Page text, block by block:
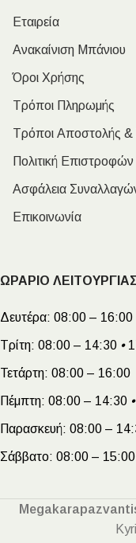
Εταιρεία
Ανακαίνιση Μπάνιου
Όροι Χρήσης
Τρόποι Πληρωμής
Τρόποι Αποστολής
Πολιτική Επιστροφών
Ασφάλεια
Επικοινωνία
ΩΡΑΡΙΟ ΛΕΙΤΟΥΡΓΙΑΣ
Δευτέρα: 08:00 – 16:00
Τρίτη: 08:00 – 14:30 •
Τετάρτη: 08:00 – 16:00
Πέμπτη: 08:00 – 14:30 •
Παρασκευή: 08:00 –
Σάββατο: 08:00 – 15:00